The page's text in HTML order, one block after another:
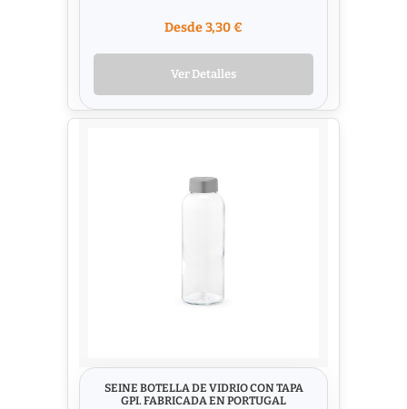
Desde 3,30 €
Ver Detalles
SEINE BOTELLA DE VIDRIO CON TAPA
GPI. FABRICADA EN PORTUGAL